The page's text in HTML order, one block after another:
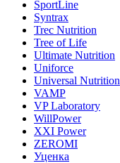
SportLine
Syntrax
Trec Nutrition
Tree of Life
Ultimate Nutrition
Uniforce
Universal Nutrition
VAMP
VP Laboratory
WillPower
XXI Power
ZEROMI
Уценка